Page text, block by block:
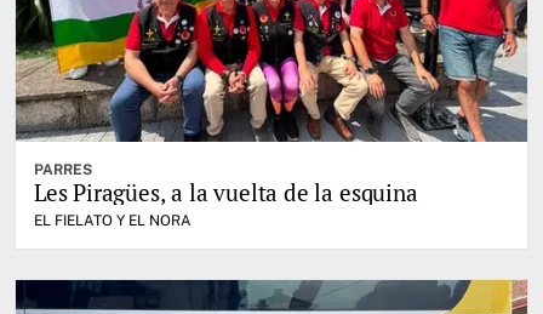
PARRES
Les Piragües, a la vuelta de la esquina
EL FIELATO Y EL NORA